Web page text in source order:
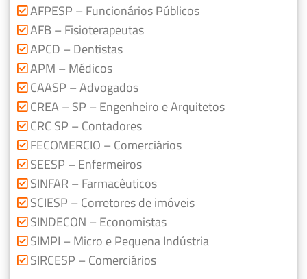
AFPESP – Funcionários Públicos
AFB – Fisioterapeutas
APCD – Dentistas
APM – Médicos
CAASP – Advogados
CREA – SP – Engenheiro e Arquitetos
CRC SP – Contadores
FECOMERCIO – Comerciários
SEESP – Enfermeiros
SINFAR – Farmacêuticos
SCIESP – Corretores de imóveis
SINDECON – Economistas
SIMPI – Micro e Pequena Indústria
SIRCESP – Comerciários